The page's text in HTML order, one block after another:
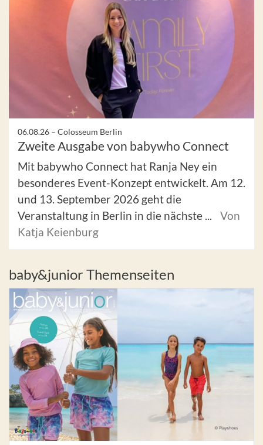
06.08.26 – Colosseum Berlin
Zweite Ausgabe von babywho Connect
Mit babywho Connect hat Ranja Ney ein
besonderes Event-Konzept entwickelt. Am 12.
und 13. September 2026 geht die
Veranstaltung in Berlin in die nächste ...
Von
Katja Keienburg
baby&junior Themenseiten